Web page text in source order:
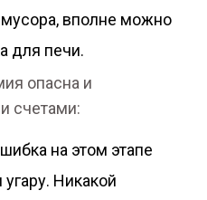
вполне можно
для печи.
опасна и
счетами:
на этом этапе
Никакой